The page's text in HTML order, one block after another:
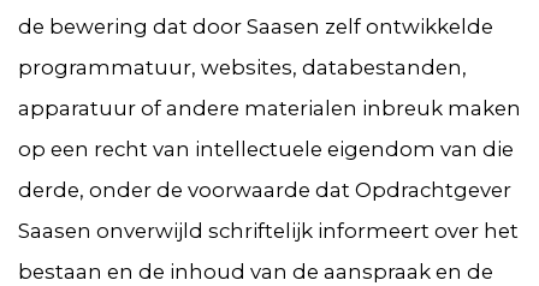
de bewering dat door Saasen zelf ontwikkelde
programmatuur, websites, databestanden,
apparatuur of andere materialen inbreuk maken
op een recht van intellectuele eigendom van die
derde, onder de voorwaarde dat Opdrachtgever
Saasen onverwijld schriftelijk informeert over het
bestaan en de inhoud van de aanspraak en de